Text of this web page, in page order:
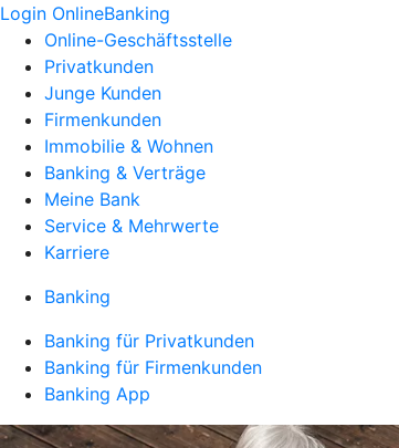
Login OnlineBanking
Online-Geschäftsstelle
Privatkunden
Junge Kunden
Firmenkunden
Immobilie & Wohnen
Banking & Verträge
Meine Bank
Service & Mehrwerte
Karriere
Banking
Banking für Privatkunden
Banking für Firmenkunden
Banking App